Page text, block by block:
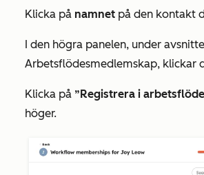
Klicka på namnet på den kontakt
I den högra panelen, under
Arbetsflödesmedlemskap, klickar
Klicka på ”Registrera i arbetsflöde
höger.